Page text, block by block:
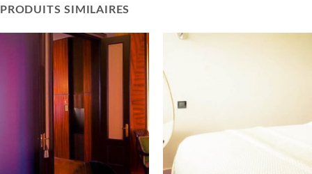
PRODUITS SIMILAIRES